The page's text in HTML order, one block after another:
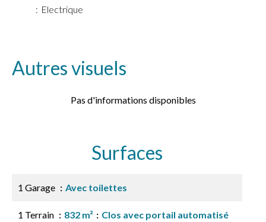
Electrique
Autres visuels
Pas d'informations disponibles
Surfaces
1 Garage Avec toilettes
1 Terrain 832 m² Clos avec portail automatisé